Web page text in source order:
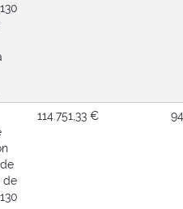
de
114.751,33 €